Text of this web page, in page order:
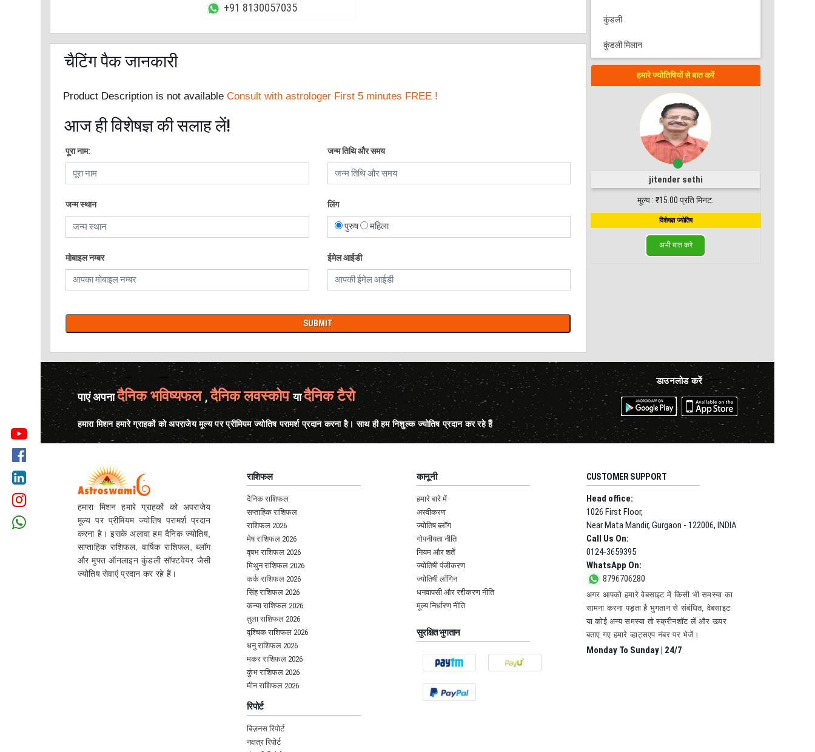
+91 8130057035
चैटिंग पैक जानकारी
Product Description is not available Consult with astrologer First 5 minutes FREE !
आज ही विशेषज्ञ की सलाह लें!
पूरा नाम: जन्म तिथि और समय
जन्म स्थान लिंग
पुरुष महिला
मोबाइल नम्बर ईमेल आईडी
कुंडली
कुंडली मिलान
हमारे ज्योतिषियों से बात करें
jitender sethi
मूल्य : ₹15.00 प्रति मिनट.
विशेषज्ञ ज्योतिष
अभी बात करे
पाएं अपनादैनिक भविष्यफल ,दैनिक लवस्कोपयादैनिक टैरो
हमारा मिशन हमारे ग्राहकों को अपराजेय मूल्य पर प्रीमियम ज्योतिष परामर्श प्रदान करना है। साथ ही हम निशुल्क ज्योतिष प्रदान कर रहे हैं
डाउनलोड करें
हमारा मिशन हमारे ग्राहकों को अपराजेय
मूल्य पर प्रीमियम ज्योतिष परामर्श प्रदान
करना है। इसके अलावा हम दैनिक ज्योतिष,
साप्ताहिक राशिफल, वार्षिक राशिफल, ब्लॉग
और मुफ्त ऑनलाइन कुंडली सॉफ्टवेयर जैसी
ज्योतिष सेवाएं प्रदान कर रहे हैं।
राशिफल
दैनिक राशिफल
सप्ताहिक राशिफल
राशिफल 2026
मेष राशिफल 2026
वृषभ राशिफल 2026
मिथुन राशिफल 2026
कर्क राशिफल 2026
सिंह राशिफल 2026
कन्या राशिफल 2026
तुला राशिफल 2026
वृश्चिक राशिफल 2026
धनु राशिफल 2026
मकर राशिफल 2026
कुंभ राशिफल 2026
मीन राशिफल 2026
रिपोर्ट
बिज़नस रिपोर्ट
नक्षत्र रिपोर्ट
कानूनी
हमारे बारे में
अस्वीकरण
ज्योतिष ब्लॉग
गोपनीयता नीति
नियम और शर्तें
ज्योतिषी पंजीकरण
ज्योतिषी लॉगिन
धनवापसी और रद्दीकरण नीति
मूल्य निर्धारण नीति
सुरक्षित भुगतान
CUSTOMER SUPPORT
Head office:
1026 First Floor,
Near Mata Mandir, Gurgaon - 122006, INDIA
Call Us On:
0124-3659395
WhatsApp On:
8796706280
अगर आपको हमारे वेबसाइट में किसी भी समस्या का
सामना करना पड़ता है भुगतान से संबंधित, वेबसाइट
या कोई अन्य समस्या तो स्क्रीनशॉट लें और ऊपर
बताए गए हमारे व्हाट्सएप नंबर पर भेजें।
Monday To Sunday | 24/7